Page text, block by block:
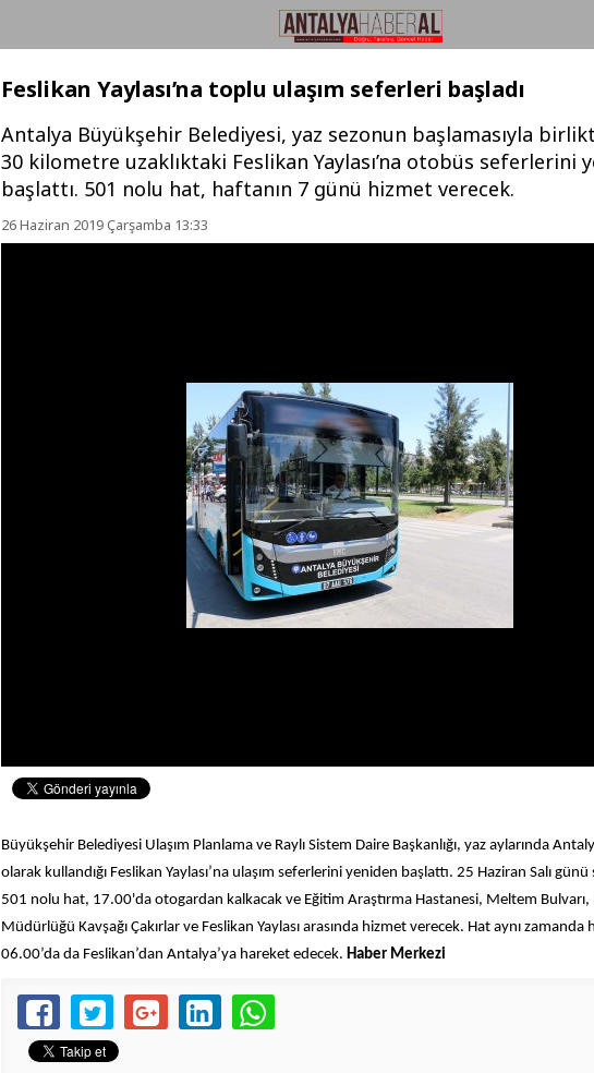
Feslikan Yaylası’na toplu ulaşım seferleri başladı
Antalya Büyükşehir Belediyesi, yaz sezonun başlamasıyla
30 kilometre uzaklıktaki Feslikan Yaylası’na otobüs seferlerini
başlattı. 501 nolu hat, haftanın 7 günü hizmet verecek.
26 Haziran 2019 Çarşamba 13:33
Büyükşehir Belediyesi Ulaşım Planlama ve Raylı Sistem Daire Başkanlığı, yaz aylarında
olarak kullandığı Feslikan Yaylası’na ulaşım seferlerini yeniden başlattı. 25 Haziran Salı
501 nolu hat, 17.00'da otogardan kalkacak ve Eğitim Araştırma Hastanesi, Meltem Bulvarı,
Müdürlüğü Kavşağı Çakırlar ve Feslikan Yaylası arasında hizmet verecek. Hat aynı zamanda
06.00’da da Feslikan’dan Antalya’ya hareket edecek. Haber Merkezi